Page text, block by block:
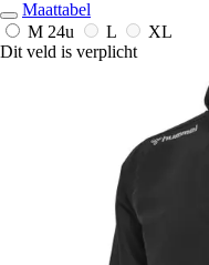
Maattabel
M 24u L
XL
Dit veld is verplicht